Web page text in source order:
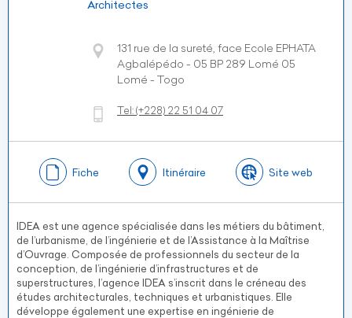
Architectes
131 rue de la sureté, face Ecole EPHATA
Agbalépédo - 05 BP 289 Lomé 05
Lomé - Togo
Tel:(+228) 22 51 04 07
Fiche Itinéraire Site web
IDEA est une agence spécialisée dans les métiers du bâtiment,
de l’urbanisme, de l’ingénierie et de l’Assistance à la Maîtrise
d’Ouvrage. Composée de professionnels du secteur de la
conception, de l’ingénierie d’infrastructures et de
superstructures, l’agence IDEA s’inscrit dans le créneau des
études architecturales, techniques et urbanistiques. Elle
développe également une expertise en ingénierie de